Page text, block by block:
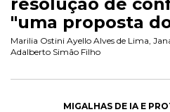
"uma proposta
Marilia Ostini Ayello Alves de Lima
Adalberto Simão Filho
MIGALHAS DE IA E